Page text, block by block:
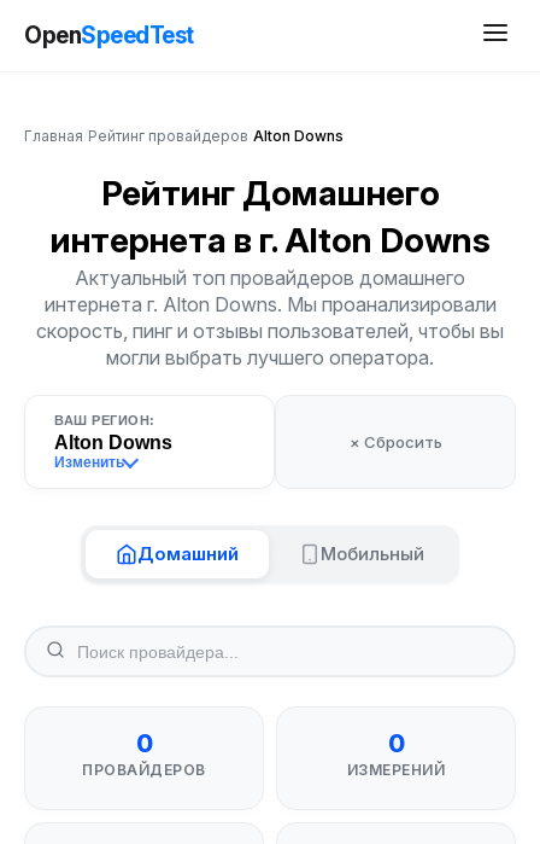
OpenSpeedTest
Главная Рейтинг провайдеров Alton Downs
Рейтинг Домашнего
интернета в г. Alton Downs
Актуальный топ провайдеров домашнего
интернета г. Alton Downs. Мы проанализировали
скорость, пинг и отзывы пользователей, чтобы вы
могли выбрать лучшего оператора.
ВАШ РЕГИОН:
Alton Downs
Изменить
× Сбросить
Домашний Мобильный
0
ПРОВАЙДЕРОВ
0
ИЗМЕРЕНИЙ